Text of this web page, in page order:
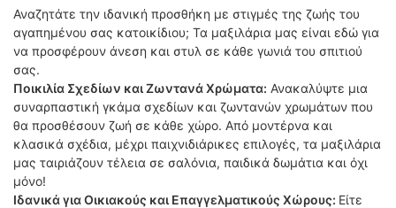
Αναζητάτε την ιδανική προσθήκη με στιγμές της ζωής του
αγαπημένου σας κατοικίδιου; Τα μαξιλάρια μας είναι εδώ για
να προσφέρουν άνεση και στυλ σε κάθε γωνιά του σπιτιού
σας.
Ποικιλία Σχεδίων και Ζωντανά Χρώματα: Ανακαλύψτε μια
συναρπαστική γκάμα σχεδίων και ζωντανών χρωμάτων που
θα προσθέσουν ζωή σε κάθε χώρο. Από μοντέρνα και
κλασικά σχέδια, μέχρι παιχνιδιάρικες επιλογές, τα μαξιλάρια
μας ταιριάζουν τέλεια σε σαλόνια, παιδικά δωμάτια και όχι
μόνο!
Ιδανικά για Οικιακούς και Επαγγελματικούς Χώρους: Είτε